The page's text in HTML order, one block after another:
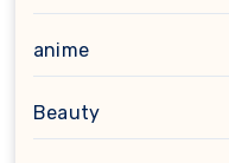
anime
Beauty